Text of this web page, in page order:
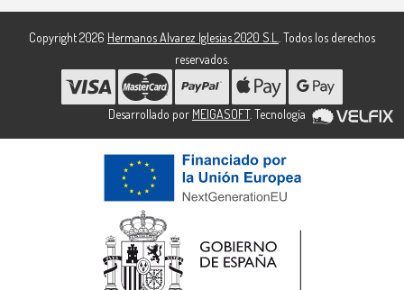
Copyright 2026 Hermanos Alvarez Iglesias 2020 S.L.. Todos los derechos
reservados.
Desarrollado por MEIGASOFT. Tecnología